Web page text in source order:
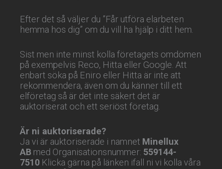
Efter det så väljer du ”Får utföra elarbeten
hemma hos dig” om du vill ha hjälp i ditt hem.
Sist men inte minst kolla företagets omdömen
på exempelvis Reco, Hitta eller Google. Att
enbart söka på Eniro eller Hitta är inte att
rekommendera, även om du känner till ett
elföretag så är det inte säkert det är
auktoriserat och ett seriöst företag.
Är ni auktoriserade?
Ja vi är auktoriserade i namnet Minellux
AB med Organisationsnummer: 559144-
7510 Klicka gärna på länken ifall ni vi kolla våra